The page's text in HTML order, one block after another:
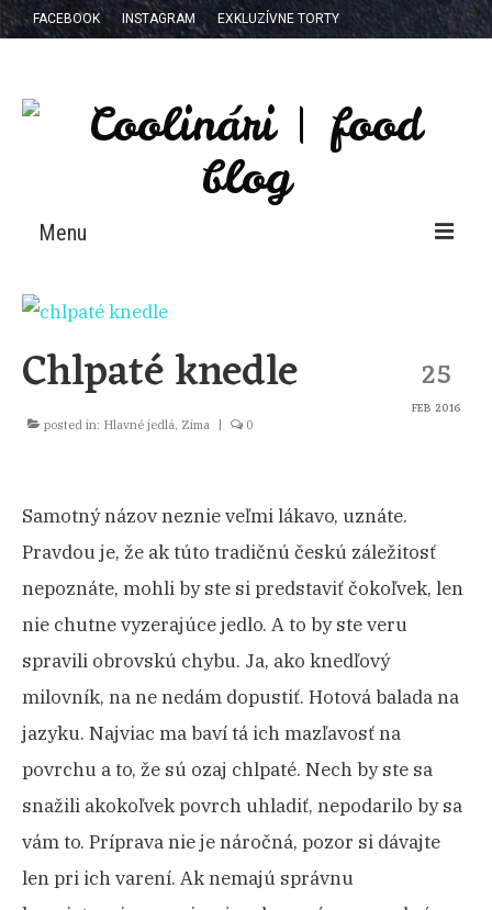
FACEBOOK INSTAGRAM EXKLUZÍVNE TORTY
Menu
E-BOOK
KTO SME?
NA CESTÁCH
KONTAKT
25
FEB 2016
Chlpaté knedle
posted in: Hlavné jedlá, Zima 0
Samotný názov neznie veľmi lákavo, uznáte.
Pravdou je, že ak túto tradičnú českú záležitosť
nepoznáte, mohli by ste si predstaviť čokoľvek, len
nie chutne vyzerajúce jedlo. A to by ste veru
spravili obrovskú chybu. Ja, ako knedľový
milovník, na ne nedám dopustiť. Hotová balada na
jazyku. Najviac ma baví tá ich mazľavosť na
povrchu a to, že sú ozaj chlpaté. Nech by ste sa
snažili akokoľvek povrch uhladiť, nepodarilo by sa
vám to. Príprava nie je náročná, pozor si dávajte
len pri ich varení. Ak nemajú správnu